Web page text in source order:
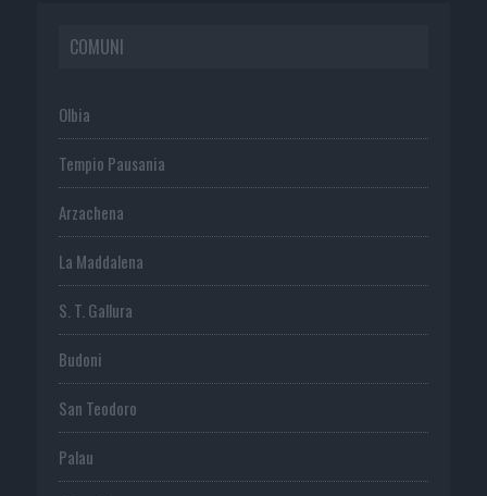
COMUNI
Olbia
Tempio Pausania
Arzachena
La Maddalena
S. T. Gallura
Budoni
San Teodoro
Palau